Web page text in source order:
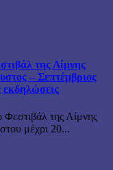
της Λίμνης
– Σεπτέμβριος
εκδηλώσεις
Φεστιβάλ της Λίμνης
μέχρι 20...